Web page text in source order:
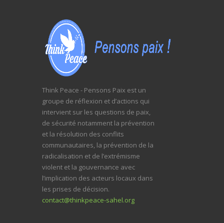
Think Peace - Pensons Paix est un
groupe de réflexion et d’actions qui
intervient sur les questions de paix,
de sécurité notamment la prévention
et la résolution des conflits
communautaires, la prévention de la
radicalisation et de l’extrémisme
violent et la gouvernance avec
l’implication des acteurs locaux dans
les prises de décision.
contact@thinkpeace-sahel.org